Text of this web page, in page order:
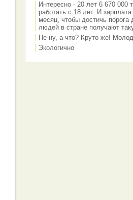
Интересно - 20 лет 6 670 000
работать с 18 лет. И
месяц, чтобы достичь порога
людей в стране получают
Не ну, а что? Круто же!
Экологично